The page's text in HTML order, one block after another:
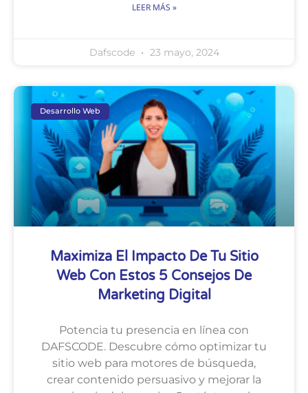
LEER MÁS »
Dafscode 23 mayo, 2024
Desarrollo Web
Maximiza El Impacto De Tu Sitio
Web Con Estos 5 Consejos De
Marketing Digital
Potencia tu presencia en línea con
DAFSCODE. Descubre cómo optimizar tu
sitio web para motores de búsqueda,
crear contenido persuasivo y mejorar la